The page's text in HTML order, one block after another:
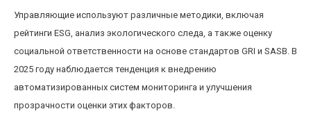
Управляющие используют различные методики, включая
рейтинги ESG, анализ экологического следа, а также оценку
социальной ответственности на основе стандартов GRI и SASB. В
2025 году наблюдается тенденция к внедрению
автоматизированных систем мониторинга и улучшения
прозрачности оценки этих факторов.